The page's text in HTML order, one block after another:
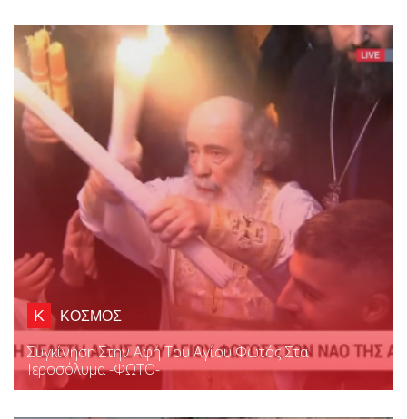
Κ ΚΟΣΜΟΣ
Συγκίνηση Στην Αφή Του Αγίου Φωτός Στα
Ιεροσόλυμα -ΦΩΤΟ-